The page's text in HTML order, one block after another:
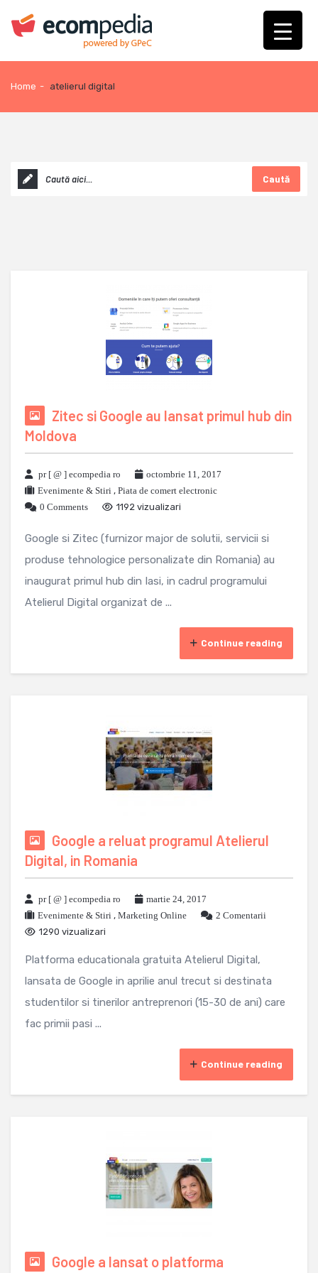
Home - atelierul digital
Caută
Zitec si Google au lansat primul hub din
Moldova
pr [ @ ] ecompedia ro
octombrie 11, 2017
Evenimente & Stiri , Piata de comert electronic
0 Comments
1192 vizualizari
Google si Zitec (furnizor major de solutii, servicii si
produse tehnologice personalizate din Romania) au
inaugurat primul hub din Iasi, in cadrul programului
Atelierul Digital organizat de ...
Continue reading
Google a reluat programul Atelierul
Digital, in Romania
pr [ @ ] ecompedia ro
martie 24, 2017
Evenimente & Stiri , Marketing Online
2 Comentarii
1290 vizualizari
Platforma educationala gratuita Atelierul Digital,
lansata de Google in aprilie anul trecut si destinata
studentilor si tinerilor antreprenori (15-30 de ani) care
fac primii pasi ...
Continue reading
Google a lansat o platforma